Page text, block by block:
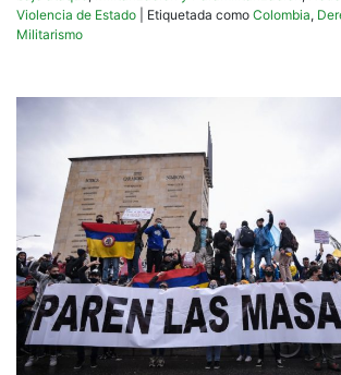
Violencia de Estado
Etiquetada como Colombia,
Militarismo